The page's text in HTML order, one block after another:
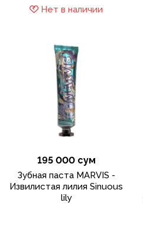
Нет в наличии
195 000 сум
Зубная паста MARVIS -
Извилистая лилия Sinuous
lily